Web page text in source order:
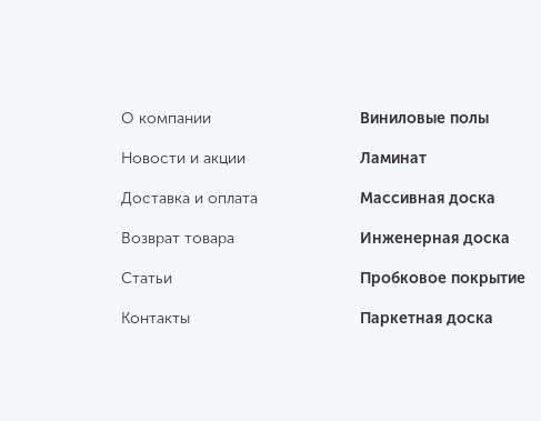
О компании
Новости и акции
Доставка и оплата
Возврат товара
Статьи
Контакты
Виниловые полы
Ламинат
Массивная доска
Инженерная доска
Пробковое покрытие
Паркетная доска